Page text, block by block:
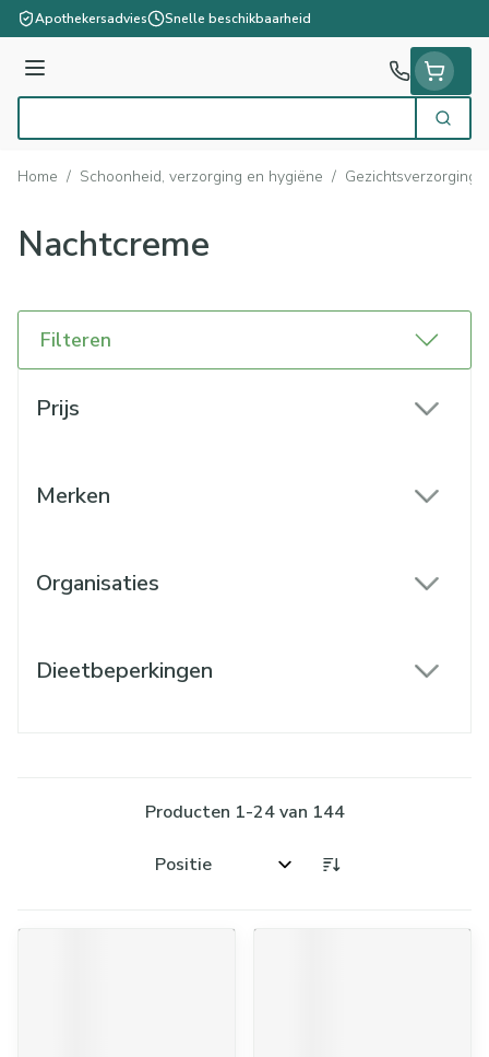
Ga naar de inhoud
Apothekersadvies Snelle beschikbaarheid
Menu
Zoek
Home / Schoonheid, verzorging en hygiëne / Gezichtsverzorging
Nachtcreme
Filteren
Prijs
Merken
Organisaties
Dieetbeperkingen
Producten 1-24van 144
Sorteer op: